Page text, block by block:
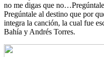
no me digas que
Pregúntale al destino que por
integra la canción, la cual fue
Bahía y Andrés Torres.